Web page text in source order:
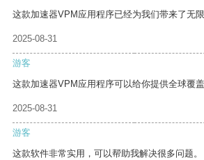
这款加速器VPM应用程序已经为我们带来了无限
2025-08-31
游客
这款加速器VPM应用程序可以给你提供全球覆
2025-08-31
游客
这款软件非常实用，可以帮助我解决很多问题。